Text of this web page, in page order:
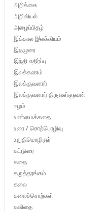
அறிக்கை
அறிவியல்
அழைப்பிதழ்
இக்கால இலக்கியம்
இதழுரை
இந்தி எதிர்ப்பு
இலக்கணம்
இலக்குவனார்
இலக்குவனார் திருவள்ளுவன்
ஈழம்
உண்மைக்கதை
உரை / சொற்பொழிவு
உறுதிமொழிஞர்
கட்டுரை
கதை
கருத்தரங்கம்
கலை
கலைச்சொற்கள்
கவிதை